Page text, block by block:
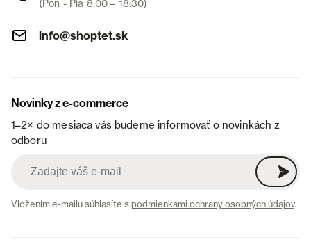
(Pon - Pia 8:00 – 18:30)
info@shoptet.sk
Novinky z e-commerce
1–2× do mesiaca vás budeme informovať o novinkách z
odboru
Vložením e-mailu súhlasíte spodmienkami ochrany osobných údajov.